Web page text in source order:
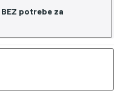
BEZ potrebe za